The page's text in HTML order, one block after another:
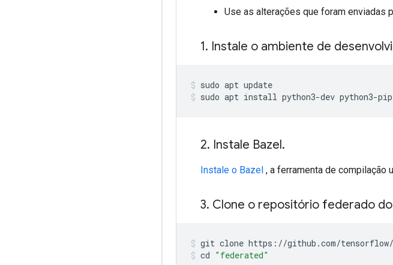
Use as alterações que foram enviadas
1. Instale o ambiente de
sudo apt update
sudo apt install python3-dev python3-
2. Instale Bazel.
Instale o Bazel , a ferramenta de compilação
3. Clone o repositório federado
git clone https ://github .com/tensorflow/
cd "federated"